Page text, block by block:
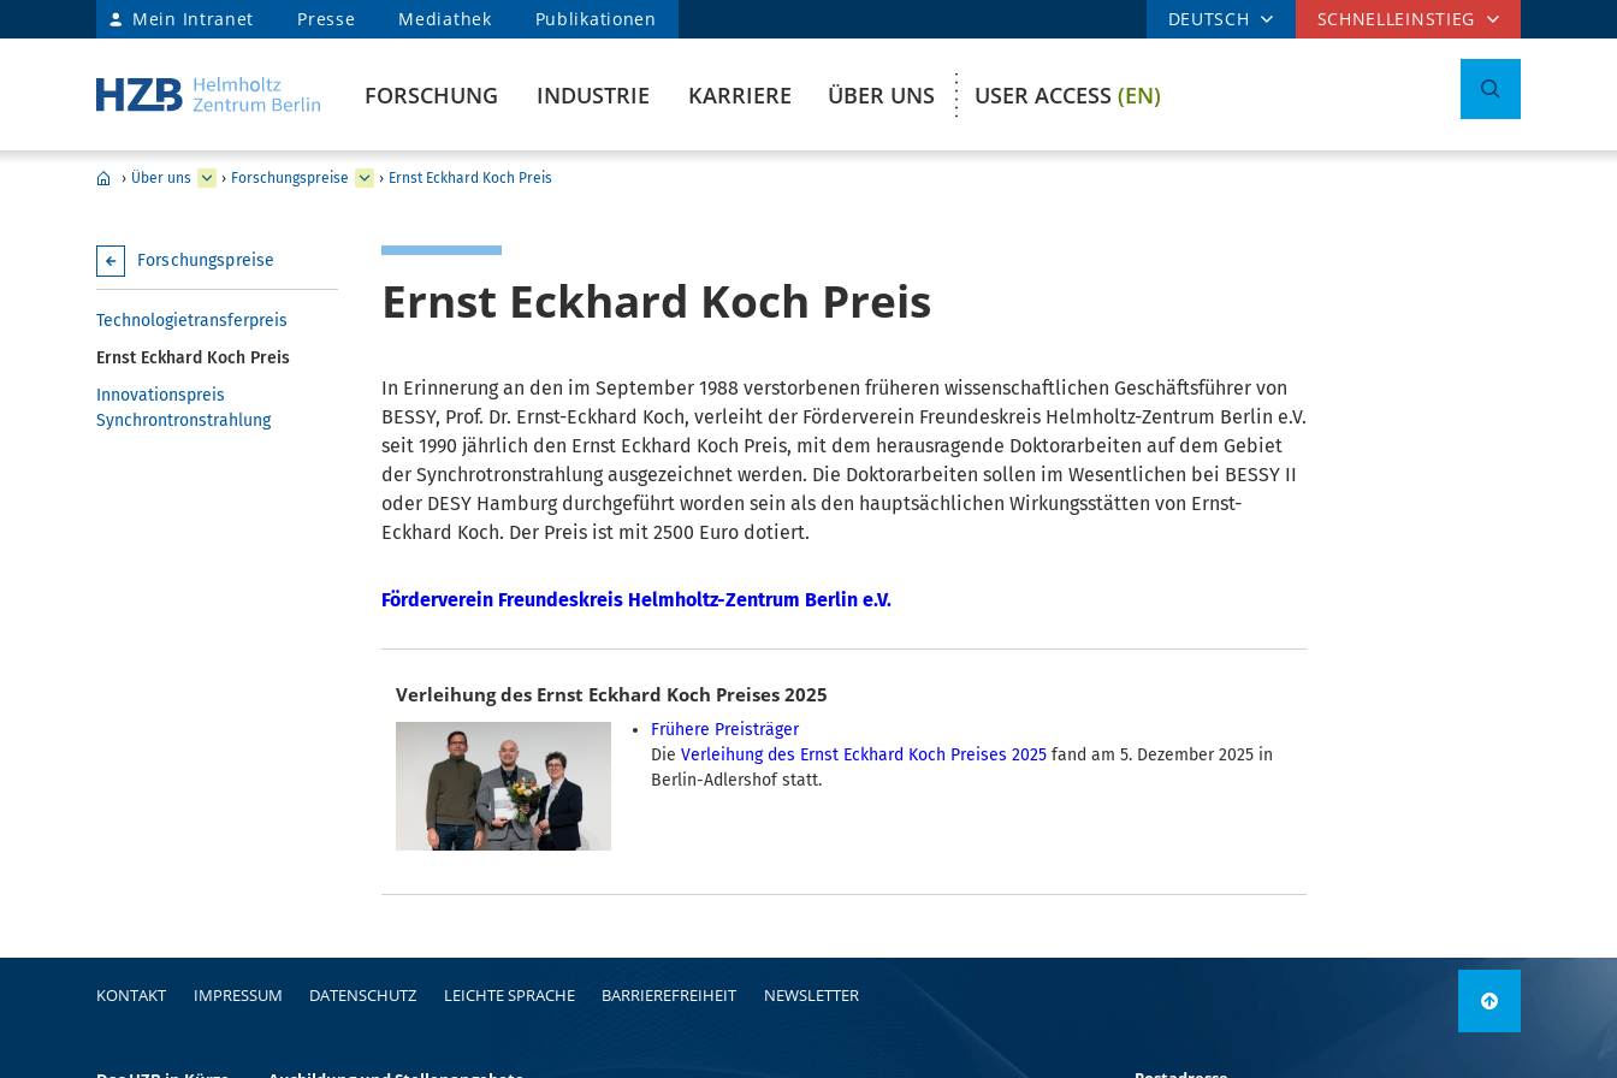
Mein Intranet Presse Mediathek Publikationen DEUTSCH SCHNELLEINSTIEG
FORSCHUNG INDUSTRIE KARRIERE ÜBER UNS USER ACCESS (EN)
› Über uns › Forschungspreise › Ernst Eckhard Koch Preis
Forschungspreise
Technologietransferpreis
Ernst Eckhard Koch Preis
Innovationspreis
Synchrontronstrahlung
Ernst Eckhard Koch Preis
In Erinnerung an den im September 1988 verstorbenen früheren wissenschaftlichen Geschäftsführer von
BESSY, Prof. Dr. Ernst-Eckhard Koch, verleiht der Förderverein Freundeskreis Helmholtz-Zentrum Berlin e.V.
seit 1990 jährlich den Ernst Eckhard Koch Preis, mit dem herausragende Doktorarbeiten auf dem Gebiet
der Synchrotronstrahlung ausgezeichnet werden. Die Doktorarbeiten sollen im Wesentlichen bei BESSY II
oder DESY Hamburg durchgeführt worden sein als den hauptsächlichen Wirkungsstätten von Ernst-
Eckhard Koch. Der Preis ist mit 2500 Euro dotiert.
Förderverein Freundeskreis Helmholtz-Zentrum Berlin e.V.
Verleihung des Ernst Eckhard Koch Preises 2025
Frühere Preisträger
Die Verleihung des Ernst Eckhard Koch Preises 2025fand am 5. Dezember 2025 in
Berlin-Adlershof statt.
KONTAKT IMPRESSUM DATENSCHUTZ LEICHTE SPRACHE BARRIEREFREIHEIT NEWSLETTER